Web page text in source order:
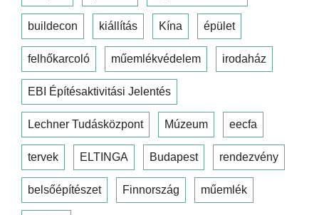
buildecon kiállítás Kína épület
felhőkarcoló műemlékvédelem irodaház
EBI Építésaktivitási Jelentés
Lechner Tudásközpont Múzeum eecfa
tervek ELTINGA Budapest rendezvény
belsőépítészet Finnország műemlék